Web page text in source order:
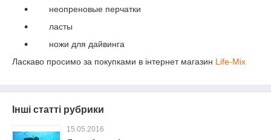
неопреновые перчатки
ласты
ножи для дайвинга
Ласкаво просимо за покупками в інтернет магазин Life-Mix
Інші статті рубрики
15.05.2016